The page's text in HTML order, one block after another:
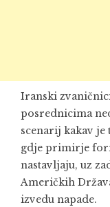
Iranski
posrednicima
scenarij kakav
gdje primirje
nastavljaju, uz
Američkih
izvedu napade.